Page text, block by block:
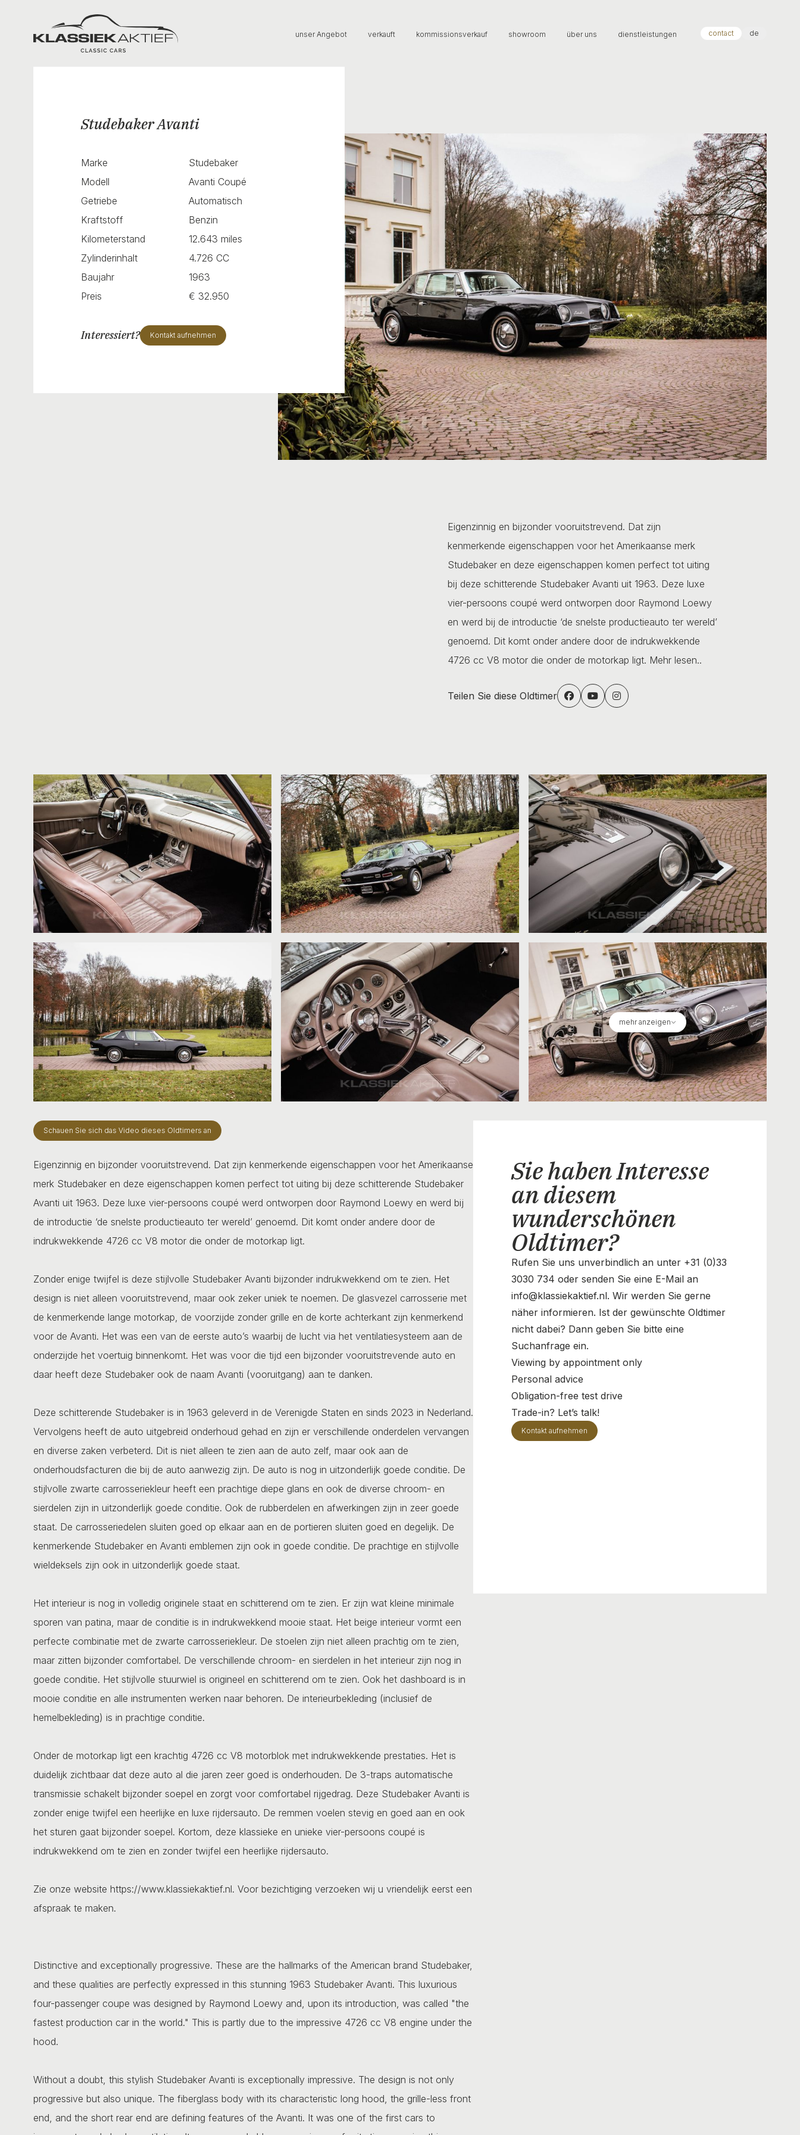
Klassiek Aktief
unser Angebot verkauft kommissionsverkauf showroom über uns dienstleistungen contact de
Studebaker Avanti
Marke
Studebaker
Modell
Avanti Coupé
Getriebe
Automatisch
Kraftstoff
Benzin
Kilometerstand
12.643 miles
Zylinderinhalt
4.726 CC
Baujahr
1963
Preis
€ 32.950
Interessiert? Kontakt aufnehmen
Eigenzinnig en bijzonder vooruitstrevend. Dat zijn
kenmerkende eigenschappen voor het Amerikaanse merk
Studebaker en deze eigenschappen komen perfect tot uiting
bij deze schitterende Studebaker Avanti uit 1963. Deze luxe
vier-persoons coupé werd ontworpen door Raymond Loewy
en werd bij de introductie ‘de snelste productieauto ter wereld’
genoemd. Dit komt onder andere door de indrukwekkende
4726 cc V8 motor die onder de motorkap ligt. Mehr lesen..
Teilen Sie diese Oldtimer
mehr anzeigen
Schauen Sie sich das Video dieses Oldtimers an
Eigenzinnig en bijzonder vooruitstrevend. Dat zijn kenmerkende eigenschappen voor het Amerikaanse
merk Studebaker en deze eigenschappen komen perfect tot uiting bij deze schitterende Studebaker
Avanti uit 1963. Deze luxe vier-persoons coupé werd ontworpen door Raymond Loewy en werd bij
de introductie ‘de snelste productieauto ter wereld’ genoemd. Dit komt onder andere door de
indrukwekkende 4726 cc V8 motor die onder de motorkap ligt.
Zonder enige twijfel is deze stijlvolle Studebaker Avanti bijzonder indrukwekkend om te zien. Het
design is niet alleen vooruitstrevend, maar ook zeker uniek te noemen. De glasvezel carrosserie met
de kenmerkende lange motorkap, de voorzijde zonder grille en de korte achterkant zijn kenmerkend
voor de Avanti. Het was een van de eerste auto’s waarbij de lucht via het ventilatiesysteem aan de
onderzijde het voertuig binnenkomt. Het was voor die tijd een bijzonder vooruitstrevende auto en
daar heeft deze Studebaker ook de naam Avanti (vooruitgang) aan te danken.
Deze schitterende Studebaker is in 1963 geleverd in de Verenigde Staten en sinds 2023 in Nederland.
Vervolgens heeft de auto uitgebreid onderhoud gehad en zijn er verschillende onderdelen vervangen
en diverse zaken verbeterd. Dit is niet alleen te zien aan de auto zelf, maar ook aan de
onderhoudsfacturen die bij de auto aanwezig zijn. De auto is nog in uitzonderlijk goede conditie. De
stijlvolle zwarte carrosseriekleur heeft een prachtige diepe glans en ook de diverse chroom- en
sierdelen zijn in uitzonderlijk goede conditie. Ook de rubberdelen en afwerkingen zijn in zeer goede
staat. De carrosseriedelen sluiten goed op elkaar aan en de portieren sluiten goed en degelijk. De
kenmerkende Studebaker en Avanti emblemen zijn ook in goede conditie. De prachtige en stijlvolle
wieldeksels zijn ook in uitzonderlijk goede staat.
Het interieur is nog in volledig originele staat en schitterend om te zien. Er zijn wat kleine minimale
sporen van patina, maar de conditie is in indrukwekkend mooie staat. Het beige interieur vormt een
perfecte combinatie met de zwarte carrosseriekleur. De stoelen zijn niet alleen prachtig om te zien,
maar zitten bijzonder comfortabel. De verschillende chroom- en sierdelen in het interieur zijn nog in
goede conditie. Het stijlvolle stuurwiel is origineel en schitterend om te zien. Ook het dashboard is in
mooie conditie en alle instrumenten werken naar behoren. De interieurbekleding (inclusief de
hemelbekleding) is in prachtige conditie.
Onder de motorkap ligt een krachtig 4726 cc V8 motorblok met indrukwekkende prestaties. Het is
duidelijk zichtbaar dat deze auto al die jaren zeer goed is onderhouden. De 3-traps automatische
transmissie schakelt bijzonder soepel en zorgt voor comfortabel rijgedrag. Deze Studebaker Avanti is
zonder enige twijfel een heerlijke en luxe rijdersauto. De remmen voelen stevig en goed aan en ook
het sturen gaat bijzonder soepel. Kortom, deze klassieke en unieke vier-persoons coupé is
indrukwekkend om te zien en zonder twijfel een heerlijke rijdersauto.
Zie onze website https://www.klassiekaktief.nl. Voor bezichtiging verzoeken wij u vriendelijk eerst een
afspraak te maken.
Distinctive and exceptionally progressive. These are the hallmarks of the American brand Studebaker,
and these qualities are perfectly expressed in this stunning 1963 Studebaker Avanti. This luxurious
four-passenger coupe was designed by Raymond Loewy and, upon its introduction, was called "the
fastest production car in the world." This is partly due to the impressive 4726 cc V8 engine under the
hood.
Without a doubt, this stylish Studebaker Avanti is exceptionally impressive. The design is not only
progressive but also unique. The fiberglass body with its characteristic long hood, the grille-less front
end, and the short rear end are defining features of the Avanti. It was one of the first cars to
Sie haben Interesse
an diesem
wunderschönen
Oldtimer?
Rufen Sie uns unverbindlich an unter +31 (0)33
3030 734 oder senden Sie eine E-Mail an
info@klassiekaktief.nl. Wir werden Sie gerne
näher informieren. Ist der gewünschte Oldtimer
nicht dabei? Dann geben Sie bitte eine
Suchanfrage ein.
Viewing by appointment only
Personal advice
Obligation-free test drive
Trade-in? Let’s talk!
Kontakt aufnehmen